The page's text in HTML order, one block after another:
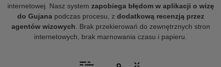
internetowej. Nasz system zapobiega błędom w aplikacji o wizę
do Gujanapodczas procesu, z dodatkową recenzją przez
agentów wizowych . Brak przekierowań do zewnętrznych stron
internetowych, brak marnowania czasu i papieru.